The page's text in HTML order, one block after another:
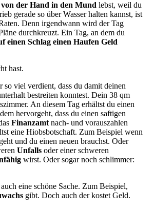
von der Hand in den Mund lebst, weil du
gerade so über Wasser halten kannst, ist
Denn irgendwann wird der Tag
durchkreuzt. Ein Tag, an dem du
einen Schlag einen Haufen Geld
hast.
so viel verdient, dass du damit deinen
bestreiten konntest. Dein 38 qm
An diesem Tag erhältst du einen
hervorgeht, dass du einen saftigen
Finanzamt nach- und vorauszahlen
eine Hiobsbotschaft. Zum Beispiel wenn
geht und du einen neuen brauchst. Oder
Unfalls oder einer schweren
wirst. Oder sogar noch schlimmer:
eine schöne Sache. Zum Beispiel,
gibt. Doch auch der kostet Geld.